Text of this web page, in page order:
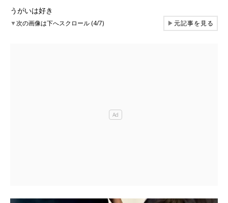
うがいは好き
▼次の画像は下へスクロール (4/7) ▶元記事を見る